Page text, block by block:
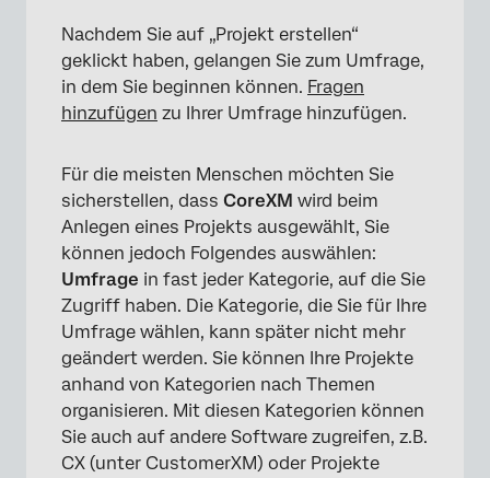
×
Nachdem Sie auf „Projekt erstellen“
geklickt haben, gelangen Sie zum Umfrage,
in dem Sie beginnen können. Fragen
hinzufügen zu Ihrer Umfrage hinzufügen.
Für die meisten Menschen möchten Sie
sicherstellen, dass CoreXM wird beim
Anlegen eines Projekts ausgewählt, Sie
können jedoch Folgendes auswählen:
Umfrage in fast jeder Kategorie, auf die Sie
Zugriff haben. Die Kategorie, die Sie für Ihre
Umfrage wählen, kann später nicht mehr
geändert werden. Sie können Ihre Projekte
anhand von Kategorien nach Themen
organisieren. Mit diesen Kategorien können
Sie auch auf andere Software zugreifen, z.B.
CX (unter CustomerXM) oder Projekte